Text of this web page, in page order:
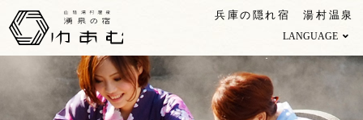
兵庫の隠れ宿 湯村温泉
LANGUAGE